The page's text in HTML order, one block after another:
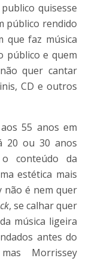
quisesse
público rendido
que faz música
público e quem
quer cantar
CD e outros
55 anos em
20 ou 30 anos
conteúdo da
estética mais
não é nem quer
, se calhar quer
música ligeira
antes do
Morrissey